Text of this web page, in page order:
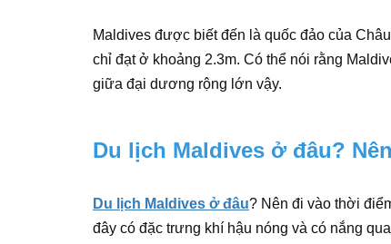
Maldives được biết đến là quốc đảo của
chỉ đạt ở khoảng 2.3m. Có thể nói rằng
giữa đại dương rộng lớn vậy.
Du lịch Maldives ở đâu?
Du lịch Maldives ở đâu? Nên đi vào thời
đây có đặc trưng khí hậu nóng và có nắng